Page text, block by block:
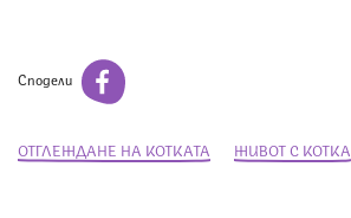
Сподели
ОТГЛЕЖДАНЕ НА КОТКАТА ЖИВОТ С КОТКА